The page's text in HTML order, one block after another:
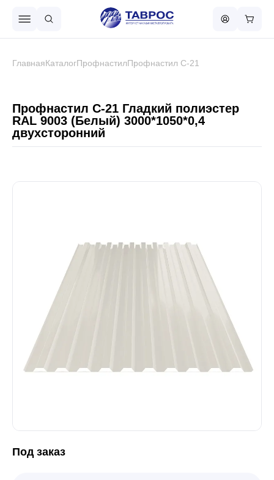
Металлочерепица
Сваи винтовые
Забор
Профили для гипсокартона
ГлавнаяКаталогПрофнастилПрофнастил С-21
Профнастил С-21 Гладкий полиэстер
RAL 9003 (Белый) 3000*1050*0,4
двухсторонний
Под заказ